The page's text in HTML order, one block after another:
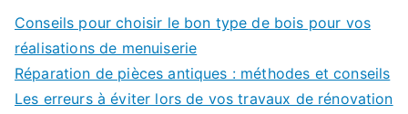
Conseils pour choisir le bon type de bois pour vos
réalisations de menuiserie
Réparation de pièces antiques : méthodes et conseils
Les erreurs à éviter lors de vos travaux de rénovation